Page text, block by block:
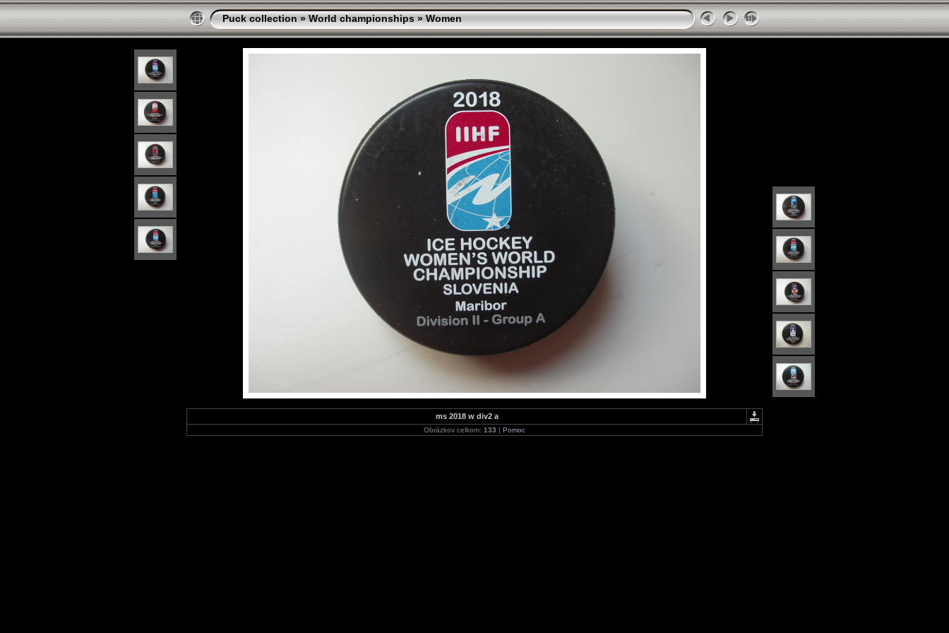
Puck collection » World championships » Women
ms 2018 w div2 a
Obrázkov celkom: 133 | Pomoc